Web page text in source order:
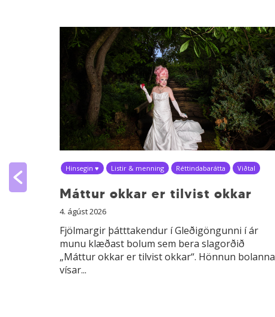
Hinsegin ♥ Listir & menning Réttindabarátta Viðtal
Máttur okkar er tilvist okkar
4. ágúst 2026
Fjölmargir þátttakendur í Gleðigöngunni í ár
munu klæðast bolum sem bera slagorðið
„Máttur okkar er tilvist okkar“. Hönnun bolanna
vísar...